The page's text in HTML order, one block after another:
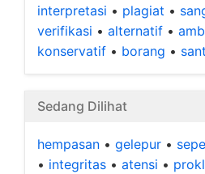
interpretasi • plagiat •
verifikasi • alternatif •
konservatif • borang •
Sedang Dilihat
hempasan • gelepur •
• integritas • atensi •